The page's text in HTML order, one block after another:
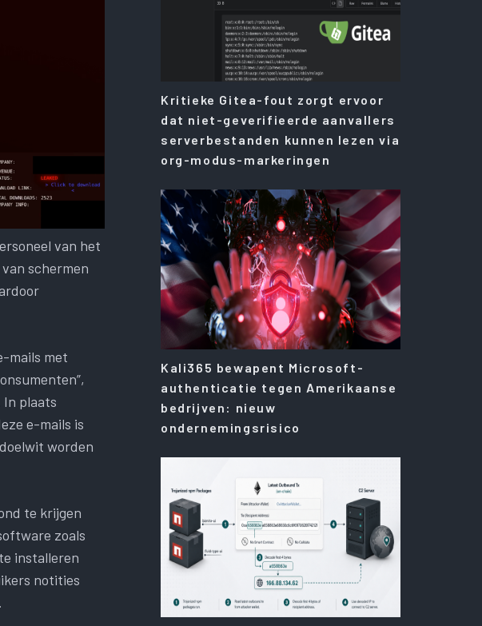
van het
schermen
mails met
In plaats
e-mails is
worden
te krijgen
zoals
installeren
notities
Kritieke Gitea-fout zorgt ervoor
dat niet-geverifieerde aanvallers
serverbestanden kunnen lezen via
org-modus-markeringen
Kali365 bewapent Microsoft-
authenticatie tegen Amerikaanse
bedrijven: nieuw
ondernemingsrisico